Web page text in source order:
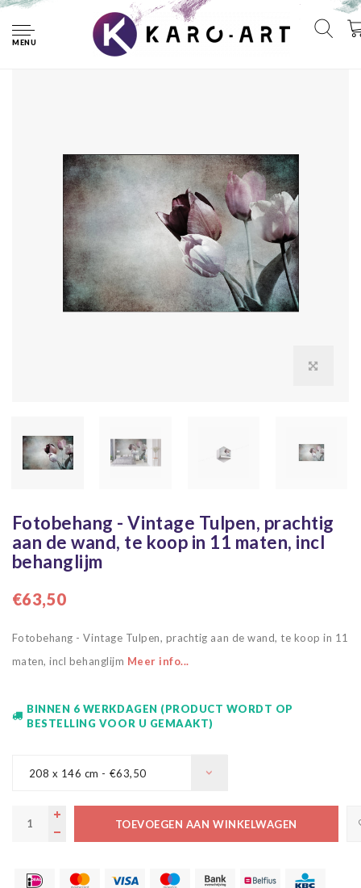
MENU
Fotobehang - Vintage Tulpen, prachtig aan de wand, te koop
in 11 maten, incl behanglijm
Fotobehang - Vintage Tulpen, prachtig
aan de wand, te koop in 11 maten, incl
behanglijm
€63,50
Fotobehang - Vintage Tulpen, prachtig aan de wand, te koop in 11
maten, incl behanglijm Meer info...
BINNEN 6 WERKDAGEN (PRODUCT WORDT OP
BESTELLING VOOR U GEMAAKT)
208 x 146 cm - €63,50
TOEVOEGEN AAN WINKELWAGEN